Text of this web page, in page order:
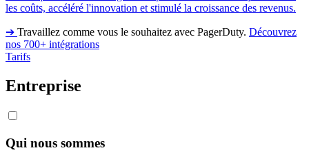
les coûts, accéléré l'innovation et stimulé la croissance des revenus.
➔ Travaillez comme vous le souhaitez avec PagerDuty. Découvrez
nos 700+ intégrations
Tarifs
Entreprise
Qui nous sommes